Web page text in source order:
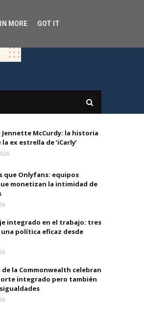
Jennette McCurdy: la historia
ex estrella de ‘iCarly’
que Onlyfans: equipos
monetizan la intimidad de
integrado en el trabajo: tres
una política eficaz desde
de la Commonwealth celebran
integrado pero también
MORE GOT IT